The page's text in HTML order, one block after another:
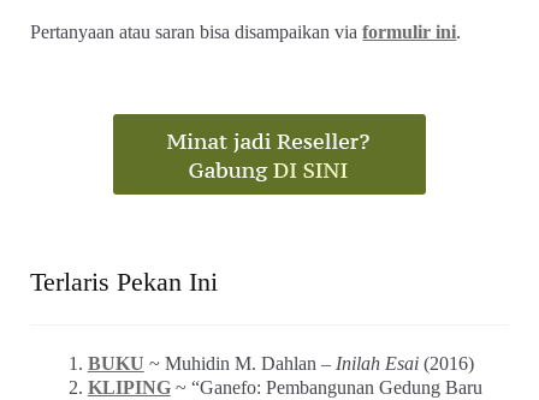
Pertanyaan atau saran bisa disampaikan viaformulir ini.
Terlaris Pekan Ini
BUKU ~ Muhidin M. Dahlan – Inilah Esai(2016)
KLIPING~ “Ganefo: Pembangunan Gedung Baru